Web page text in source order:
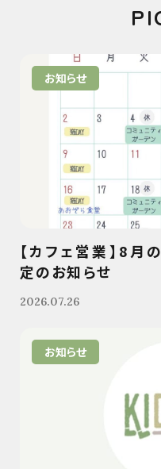
お知らせ
【カフェ営業】8月
定のお知らせ
2026.07.26
お知らせ